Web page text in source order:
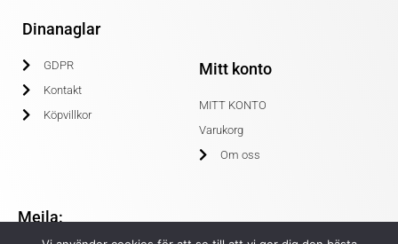
Dinanaglar
GDPR
Kontakt
Köpvillkor
Mitt konto
MITT KONTO
Varukorg
Om oss
Mejla: